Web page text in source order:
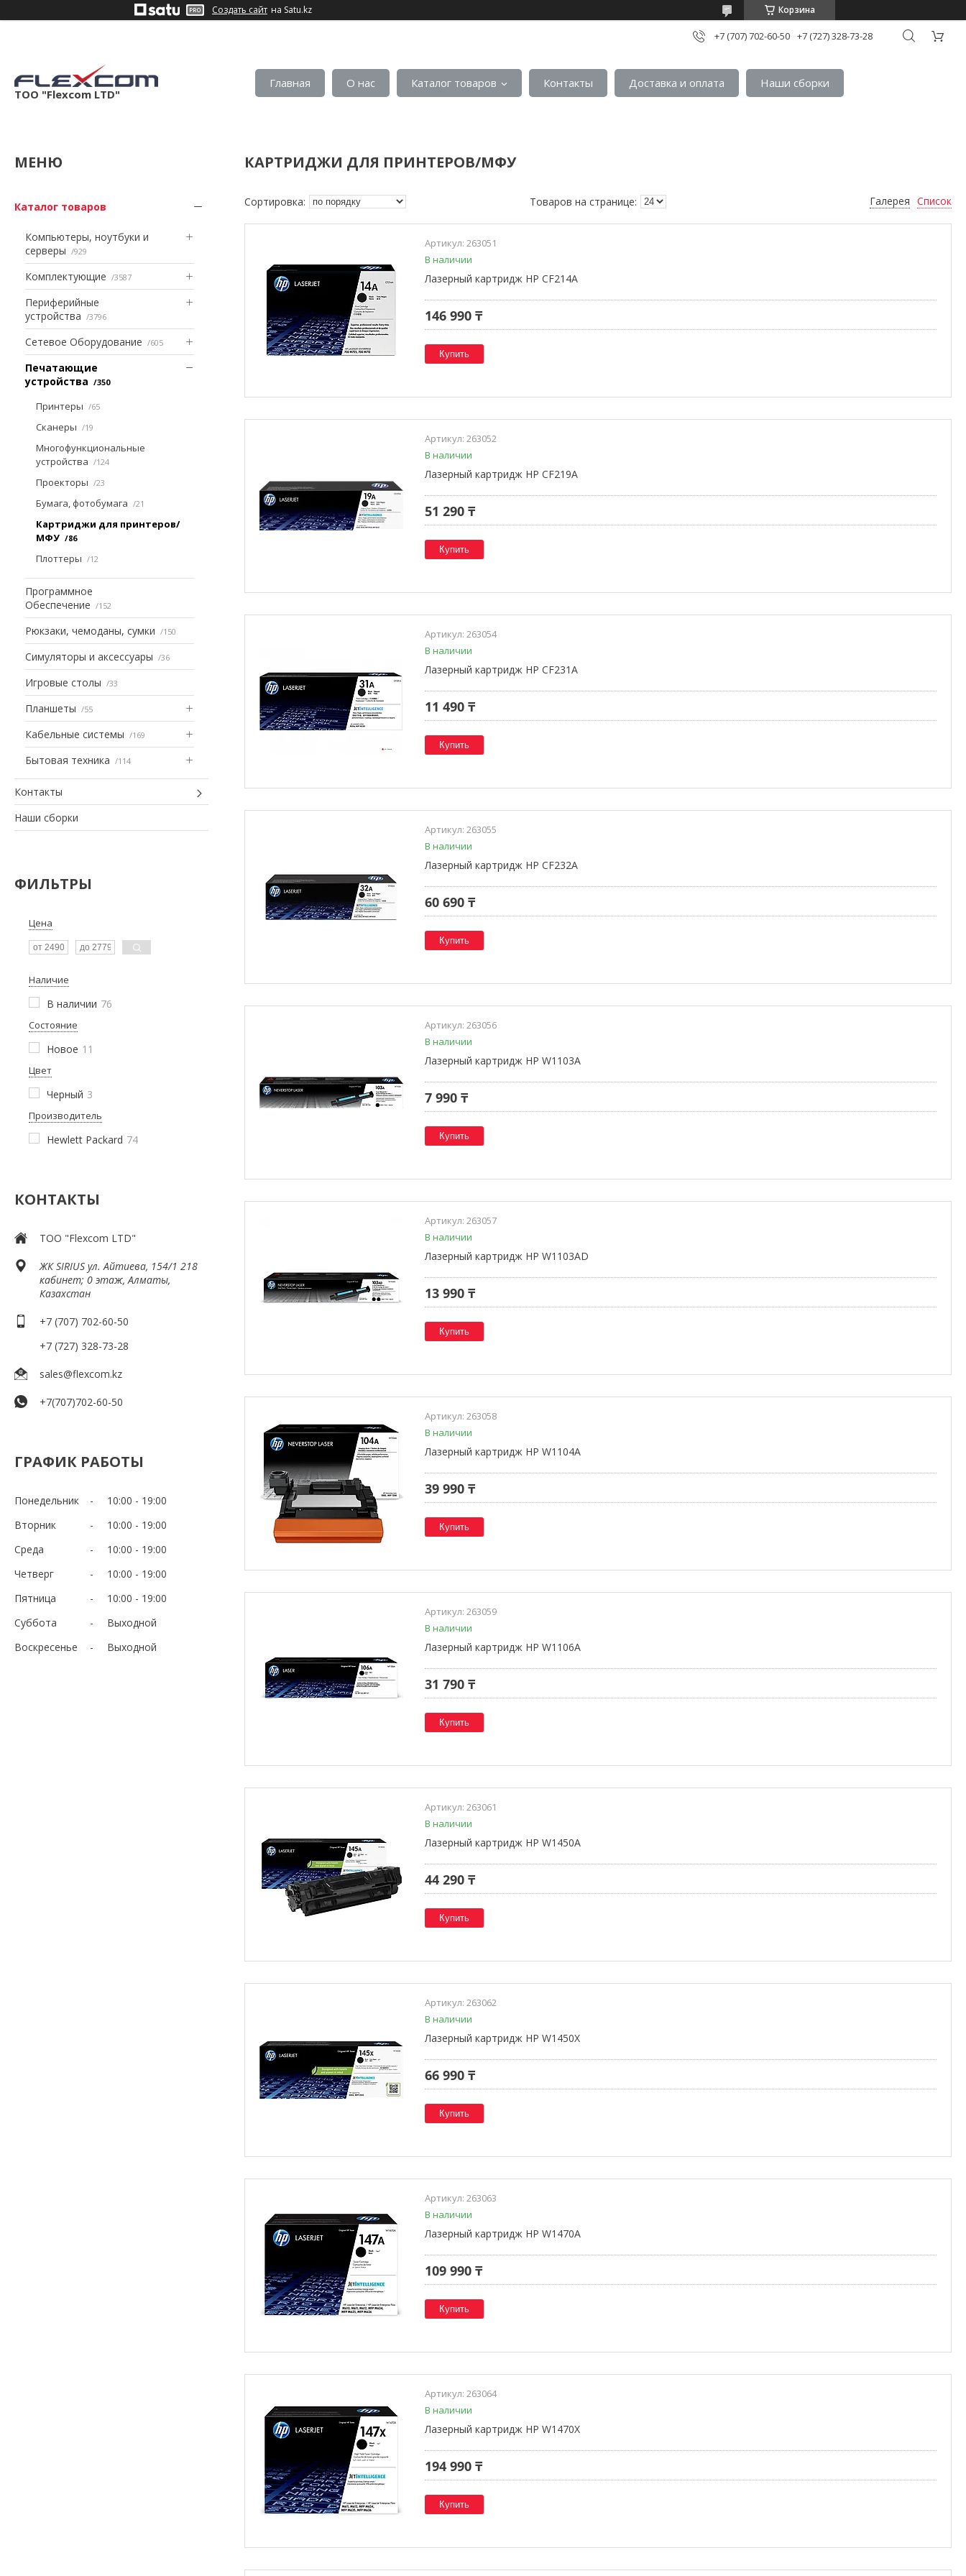
Создать сайт на Satu.kz Корзина
+7 (707) 702-60-50 +7 (727) 328-73-28
ТОО "Flexcom LTD"
Главная О нас Каталог товаров Контакты Доставка и оплата Наши сборки
Каталог товаров
Компьютеры, ноутбуки и
серверы
929
Комплектующие 3587
Периферийные
устройства
3796
Сетевое Оборудование 605
Печатающие
устройства
350
Принтеры 65
Сканеры 19
Многофункциональные
устройства
124
Проекторы 23
Бумага, фотобумага 21
Картриджи для принтеров/
МФУ
86
Плоттеры 12
Программное
Обеспечение
152
Рюкзаки, чемоданы, сумки 150
Симуляторы и аксессуары 36
Игровые столы 33
Планшеты 55
Кабельные системы 169
Бытовая техника 114
Контакты
Наши сборки
ФИЛЬТРЫ
Цена
Наличие
В наличии 76
Состояние
Новое 11
Цвет
Черный 3
Производитель
Hewlett Packard 74
КОНТАКТЫ
ТОО "Flexcom LTD"
​ЖК SIRIUS​ ул. Айтиева, 154/1​ 218
кабинет; 0 этаж, Алматы,
Казахстан
+7 (707) 702-60-50
+7 (727) 328-73-28
sales@flexcom.kz
+7(707)702-60-50
ГРАФИК РАБОТЫ
Понедельник 10:00
19:00
Вторник
10:00
19:00
Среда
10:00
19:00
Четверг
10:00
19:00
Пятница
10:00
19:00
Суббота
Выходной
Воскресенье
Выходной
КАРТРИДЖИ ДЛЯ ПРИНТЕРОВ/МФУ
Галерея Список
263051
В наличии
Лазерный картридж HP CF214A
146 990 ₸
Купить
263052
В наличии
Лазерный картридж HP CF219A
51 290 ₸
Купить
263054
В наличии
Лазерный картридж HP CF231A
11 490 ₸
Купить
263055
В наличии
Лазерный картридж HP CF232A
60 690 ₸
Купить
263056
В наличии
Лазерный картридж HP W1103A
7 990 ₸
Купить
263057
В наличии
Лазерный картридж HP W1103AD
13 990 ₸
Купить
263058
В наличии
Лазерный картридж HP W1104A
39 990 ₸
Купить
263059
В наличии
Лазерный картридж HP W1106A
31 790 ₸
Купить
263061
В наличии
Лазерный картридж HP W1450A
44 290 ₸
Купить
263062
В наличии
Лазерный картридж HP W1450X
66 990 ₸
Купить
263063
В наличии
Лазерный картридж HP W1470A
109 990 ₸
Купить
263064
В наличии
Лазерный картридж HP W1470X
194 990 ₸
Купить